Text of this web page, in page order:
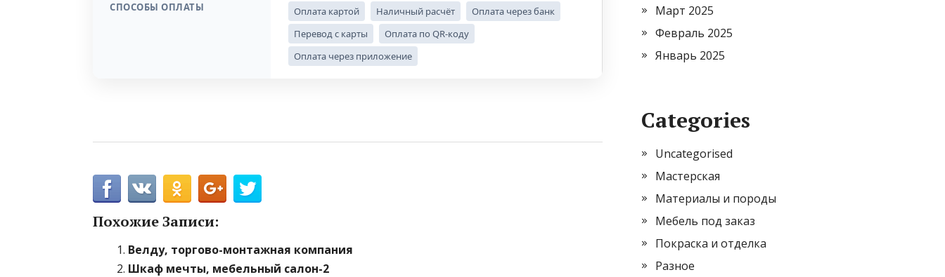
СПОСОБЫ ОПЛАТЫ Оплата картой Наличный расчёт
Оплата через банк
Перевод с карты
Оплата по QR-коду
Оплата через приложение
Похожие Записи:
Велду, торгово-монтажная компания
Шкаф мечты, мебельный салон-2
Март 2025
Февраль 2025
Январь 2025
Categories
Uncategorised
Мастерская
Материалы и породы
Мебель под заказ
Покраска и отделка
Разное